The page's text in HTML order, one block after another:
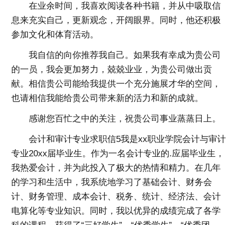
在业余时间，我喜欢阅读各种书籍，并从中吸取信
息来充实自己，更新观念，开阔眼界。同时，他还积极
参加文化和体育活动。
我自信的向你推荐我自己。如果我有幸成为贵公司
的一员，我会更加努力，兢兢业业，为贵公司做出贡
献。相信贵公司能给我提供一个充分施展才华的空间，
也请相信我能给贵公司带来新的活力和新的成就。
感谢您百忙之中的关注，祝贵公司事业蒸蒸日上。
会计和审计专业求职信5我是xx职业学院会计与审计
专业20xx届毕业生。作为一名会计专业的.应届毕业生，
我热爱会计，并为此投入了极大的热情和精力。在几年
的学习和生活中，我系统地学习了基础会计、财务会
计、财务管理、成本会计、税务、统计、经济法、会计
电算化等专业知识。同时，我以优异的成绩完成了各学